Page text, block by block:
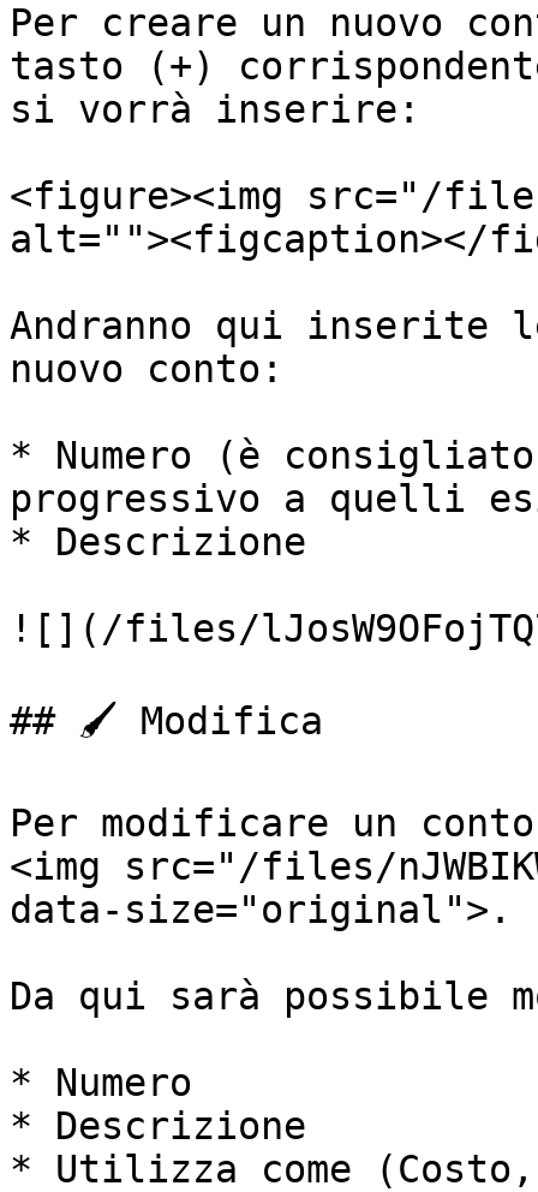
Per creare un nuovo
tasto (+)
si vorrà inserire:
<figure><img src="/files/
alt=""><figcaption></
Andranno qui
nuovo conto:
* Numero (è
progressivo a quelli
* Descrizione
![](/files/
## 🖌️ Modifica
Per modificare un
<img src="/files/
data-size="original">.
Da qui sarà possibile
* Numero
* Descrizione
* Utilizza come